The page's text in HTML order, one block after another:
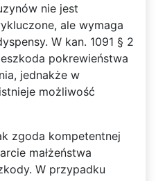
nie jest
ale wymaga
W kan. 1091 § 2
pokrewieństwa
jednakże w
możliwość
zgoda kompetentnej
małżeństwa
W przypadku